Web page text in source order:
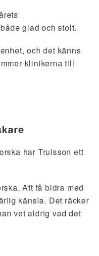
glad och stolt.
och det känns
klinikerna till
har Trulsson ett
Att få bidra med
känsla. Det räcker
vet aldrig vad det